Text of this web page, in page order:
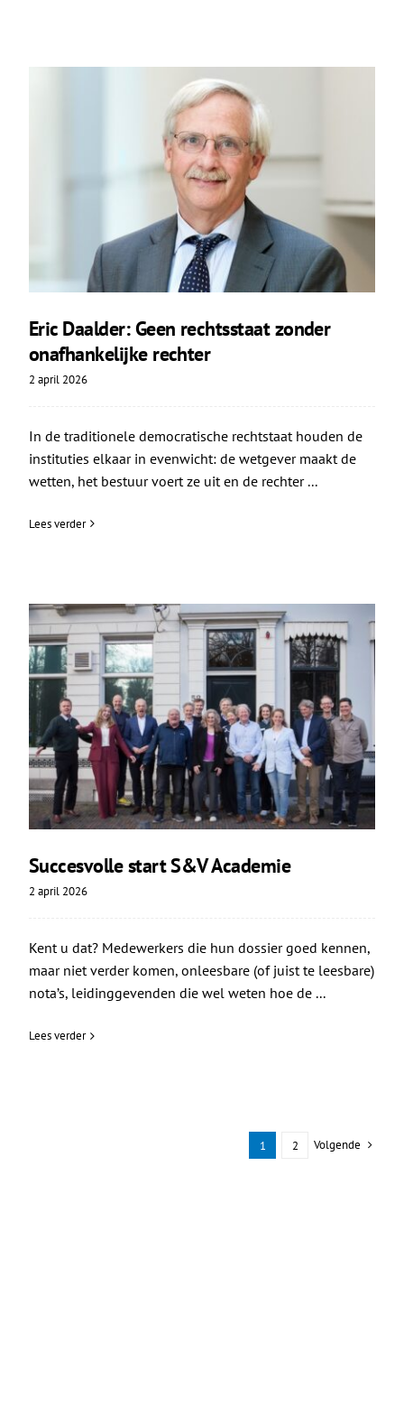
Eric Daalder: Geen rechtsstaat zonder
onafhankelijke rechter
2 april 2026
In de traditionele democratische rechtstaat houden de
instituties elkaar in evenwicht: de wetgever maakt de
wetten, het bestuur voert ze uit en de rechter ...
Lees verder
Succesvolle start S&V Academie
2 april 2026
Kent u dat? Medewerkers die hun dossier goed kennen,
maar niet verder komen, onleesbare (of juist te leesbare)
nota’s, leidinggevenden die wel weten hoe de ...
Lees verder
1 2 Volgende